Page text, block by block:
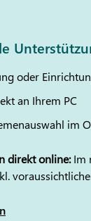
oder
an Ihrem PC
im
direkt online:Im